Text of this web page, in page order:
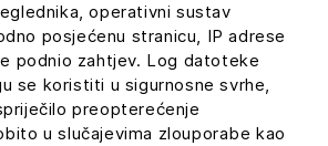
operativni sustav
posjećenu stranicu, IP adrese
podnio zahtjev. Log datoteke
se koristiti u sigurnosne svrhe,
preopterećenje
u slučajevima zlouporabe kao